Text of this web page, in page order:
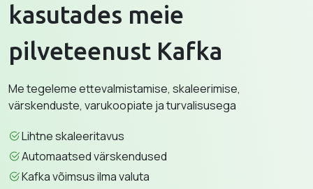
kasutades meie
pilveteenust Kafka
Me tegeleme ettevalmistamise, skaleerimise,
värskenduste, varukoopiate ja turvalisusega
Lihtne skaleeritavus
Automaatsed värskendused
Kafka võimsus ilma valuta